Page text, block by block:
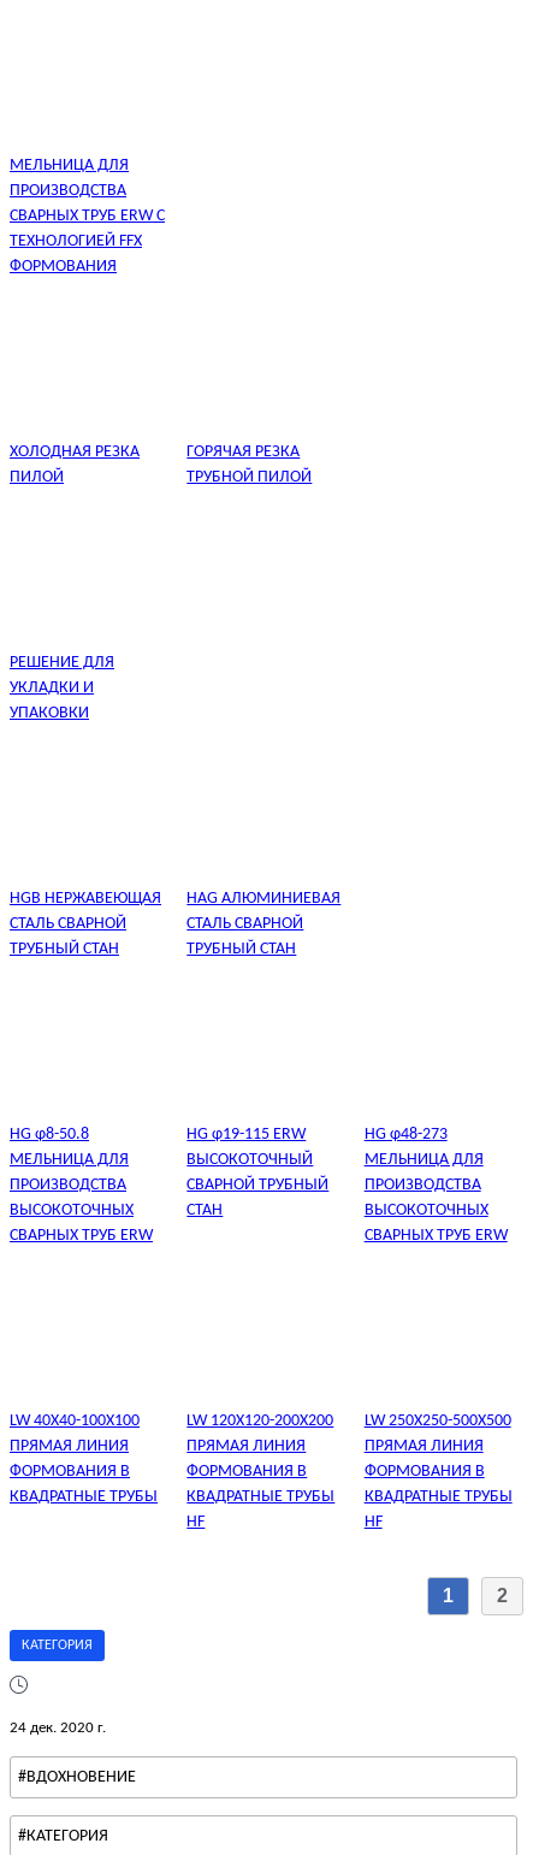
МЕЛЬНИЦА ДЛЯ
ПРОИЗВОДСТВА
СВАРНЫХ ТРУБ ERW С
ТЕХНОЛОГИЕЙ FFX
ФОРМОВАНИЯ
ХОЛОДНАЯ РЕЗКА
ПИЛОЙ
ГОРЯЧАЯ РЕЗКА
ТРУБНОЙ ПИЛОЙ
РЕШЕНИЕ ДЛЯ
УКЛАДКИ И
УПАКОВКИ
HGB НЕРЖАВЕЮЩАЯ
СТАЛЬ СВАРНОЙ
ТРУБНЫЙ СТАН
HAG АЛЮМИНИЕВАЯ
СТАЛЬ СВАРНОЙ
ТРУБНЫЙ СТАН
HG φ8-50.8
МЕЛЬНИЦА ДЛЯ
ПРОИЗВОДСТВА
ВЫСОКОТОЧНЫХ
СВАРНЫХ ТРУБ ERW
HG φ19-115 ERW
ВЫСОКОТОЧНЫЙ
СВАРНОЙ ТРУБНЫЙ
СТАН
HG φ48-273
МЕЛЬНИЦА ДЛЯ
ПРОИЗВОДСТВА
ВЫСОКОТОЧНЫХ
СВАРНЫХ ТРУБ ERW
LW 40X40-100X100
ПРЯМАЯ ЛИНИЯ
ФОРМОВАНИЯ В
КВАДРАТНЫЕ ТРУБЫ
LW 120X120-200X200
ПРЯМАЯ ЛИНИЯ
ФОРМОВАНИЯ В
КВАДРАТНЫЕ ТРУБЫ
HF
LW 250X250-500X500
ПРЯМАЯ ЛИНИЯ
ФОРМОВАНИЯ В
КВАДРАТНЫЕ ТРУБЫ
HF
1 2
КАТЕГОРИЯ
24 дек. 2020 г.
#ВДОХНОВЕНИЕ
#КАТЕГОРИЯ